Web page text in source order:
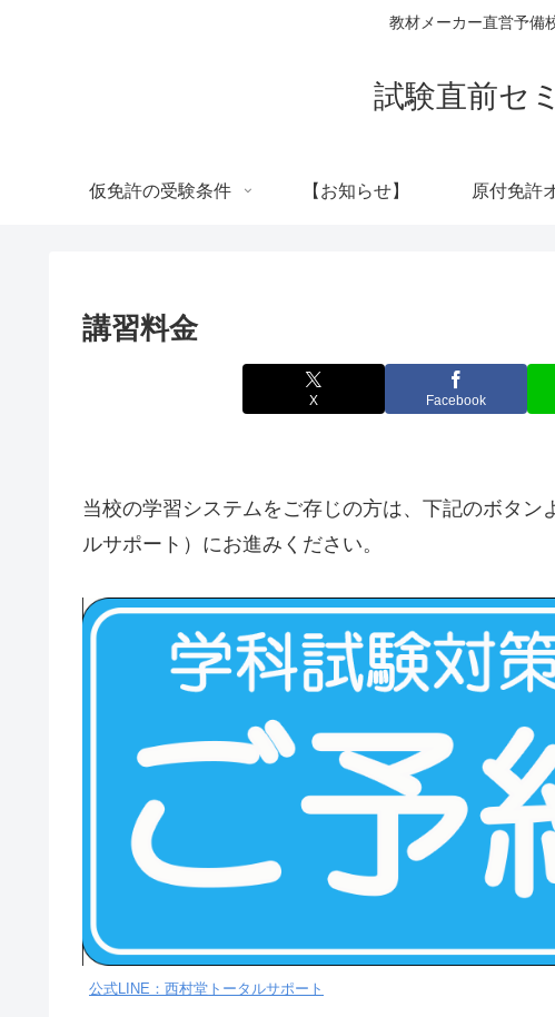
教材メーカー直営予備
試験直前セ
仮免許の受験条件 【お知らせ】 原付免許
講習料金
X Facebook
当校の学習システムをご存じの方は、下記のボタ
ルサポート）にお進みください。
公式LINE：西村堂トータルサポート